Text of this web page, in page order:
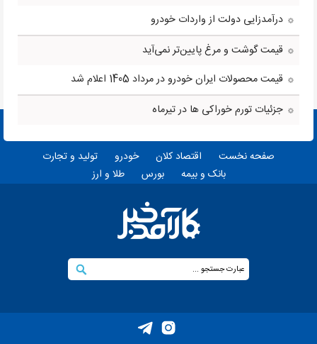
درآمدزایی دولت از واردات خودرو
قیمت گوشت و مرغ پایین‌تر نمی‌آید
قیمت محصولات ایران خودرو در مرداد 1405 اعلام شد
جزئیات تورم خوراکی ها در تیرماه
صفحه نخست اقتصاد کلان خودرو
تولید و تجارت
بانک و بیمه
بورس طلا و ارز